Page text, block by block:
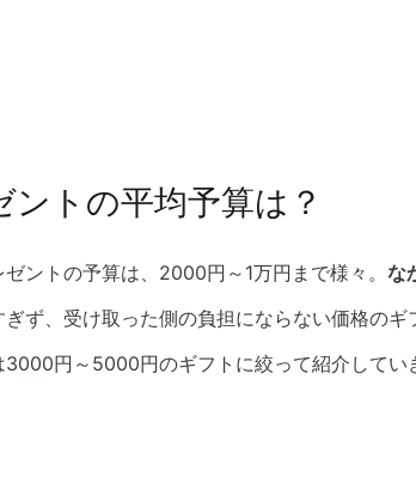
ントの平均予算は？
ントの予算は、2000円～1万円まで様々。 な
ず、受け取った側の負担にならない価格のギ
3000円～5000円のギフトに絞って紹介してい